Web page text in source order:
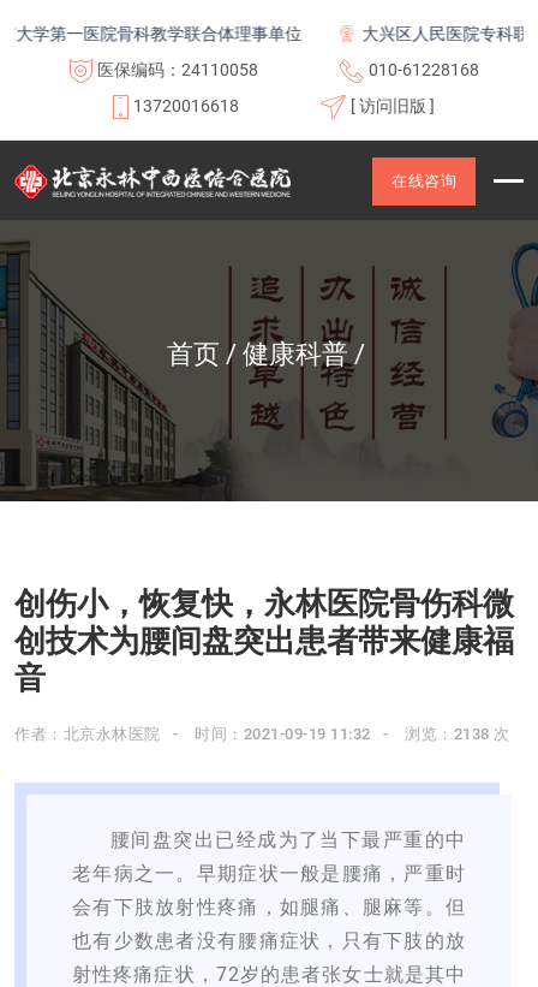
第一医院骨科教学联合体理事单位
大兴区人民医院专科联盟及
医保编码：24110058
010-61228168
13720016618
[ 访问旧版 ]
在线咨询
首页 健康科普
创伤小，恢复快，永林医院骨伤科微
创技术为腰间盘突出患者带来健康福
音
作者：北京永林医院 时间：2021-09-19 11:32 浏览：2138 次
腰间盘突出已经成为了当下最严重的中
老年病之一。早期症状一般是腰痛，严重时
会有下肢放射性疼痛，如腿痛、腿麻等。但
也有少数患者没有腰痛症状，只有下肢的放
射性疼痛症状，72岁的患者张女士就是其中